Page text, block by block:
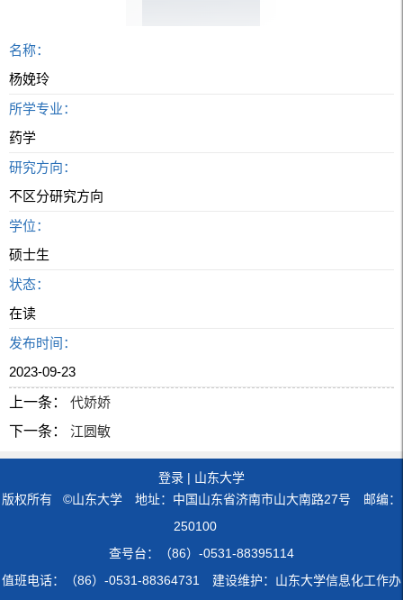
名称：
杨娩玲
所学专业：
药学
研究方向：
不区分研究方向
学位：
硕士生
状态：
在读
发布时间：
2023-09-23
上一条：
代娇娇
下一条：
江圆敏
登录 | 山东大学
版权所有 ©山东大学 地址：中国山东省济南市山大南路27号 邮编：
250100
查号台：（86）-0531-88395114
值班电话：（86）-0531-88364731 建设维护：山东大学信息化工作办